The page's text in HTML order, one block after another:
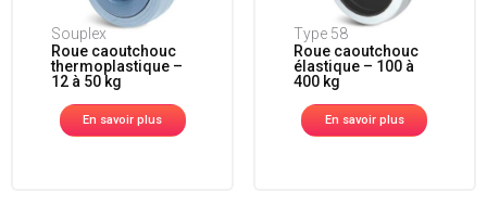
Souplex
Roue caoutchouc
thermoplastique –
12 à 50 kg
En savoir plus
Type 58
Roue caoutchouc
élastique – 100 à
400 kg
En savoir plus